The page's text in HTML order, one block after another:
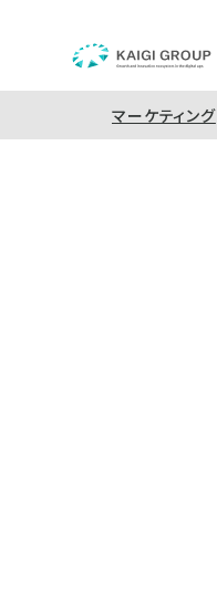
マーケティング